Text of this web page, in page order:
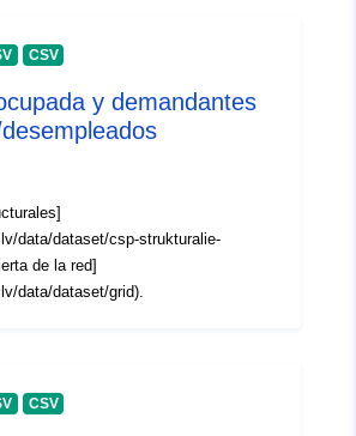
http://data.europa.eu/88u/dataset/
e272-4258-b658-1f1feeaee7ca
CSV
y demandantes
data/dataset/csp-strukturalie-
de la red]
data/dataset/grid).
CSV